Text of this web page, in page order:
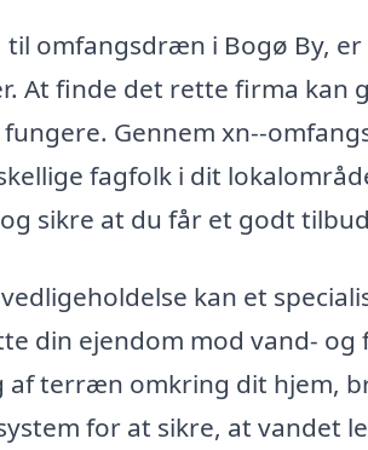
omfangsdræn i Bogø By,
At finde det rette firma kan
Gennem xn--
fagfolk i dit
sikre at du får et godt
kan et
din ejendom mod vand-
terræn omkring dit hjem,
for at sikre, at vandet